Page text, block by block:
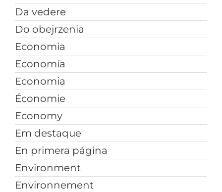
Da vedere
Do obejrzenia
Economia
Economía
Economia
Économie
Economy
Em destaque
En primera página
Environment
Environnement